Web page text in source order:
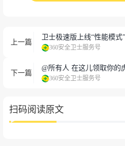
本次大会由天津市政府与国
部、广电总局、网信办、中
赢未来”为主题，形成“会展
模式。元宇宙媒体平台“N世
随着人类迈入数字文明时代
上一篇
卫士极速版上线“性能模
360安全卫士服务号
下一篇
@所有人 在这儿领取你的
360安全卫士服务号
扫码阅读原文